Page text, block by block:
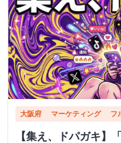
大阪府 マーケティング フ
【集え、ドパガキ】